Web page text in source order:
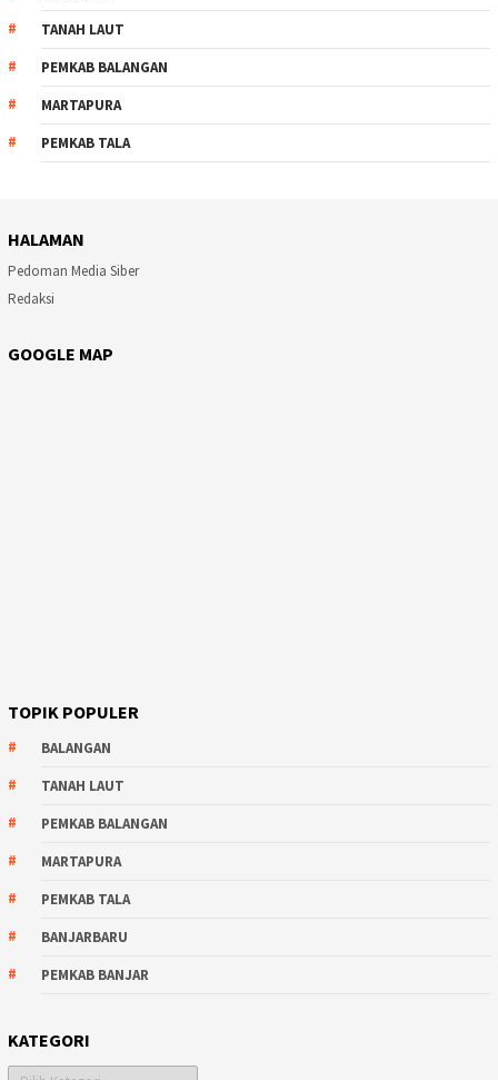
TANAH LAUT
PEMKAB BALANGAN
MARTAPURA
PEMKAB TALA
HALAMAN
Pedoman Media Siber
Redaksi
GOOGLE MAP
TOPIK POPULER
BALANGAN
TANAH LAUT
PEMKAB BALANGAN
MARTAPURA
PEMKAB TALA
BANJARBARU
PEMKAB BANJAR
KATEGORI
Kategori